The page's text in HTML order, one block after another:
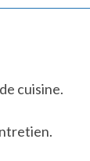
cuisine.